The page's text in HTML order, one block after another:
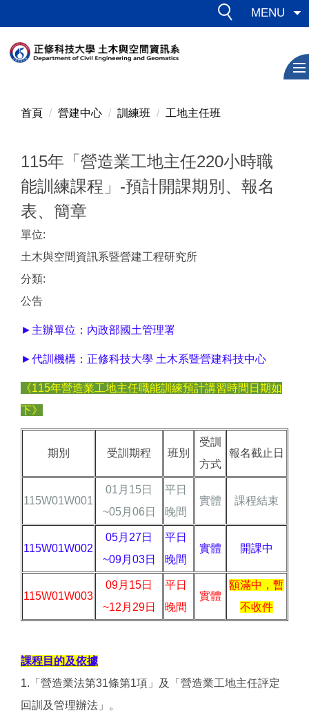
到
主
要
MENU
首頁 營建中心 訓練班 工地主任班
115年「營造業工地主任220小時職
能訓練課程」-預計開課期別、報名
表、簡章
單位:
土木與空間資訊系暨營建工程研究所
分類:
公告
►主辦單位：內政部國土管理署
►代訓機構：正修科技大學 土木系暨營建科技中心
《115年營造業工地主任職能訓練預計講習時間日期如
下》
期別 受訓期程 班別
受訓
方式
報名截止日
115W01W001
01月15日
~05月06日
平日
晚間
實體 課程結束
115W01W002
05月27日
~09月03日
平日
晚間
實體 開課中
115W01W003
09月15日
~12月29日
平日
晚間
實體
額滿中，暫
不收件
課程目的及依據
1.「營造業法第31條第1項」及「營造業工地主任評定
回訓及管理辦法」。